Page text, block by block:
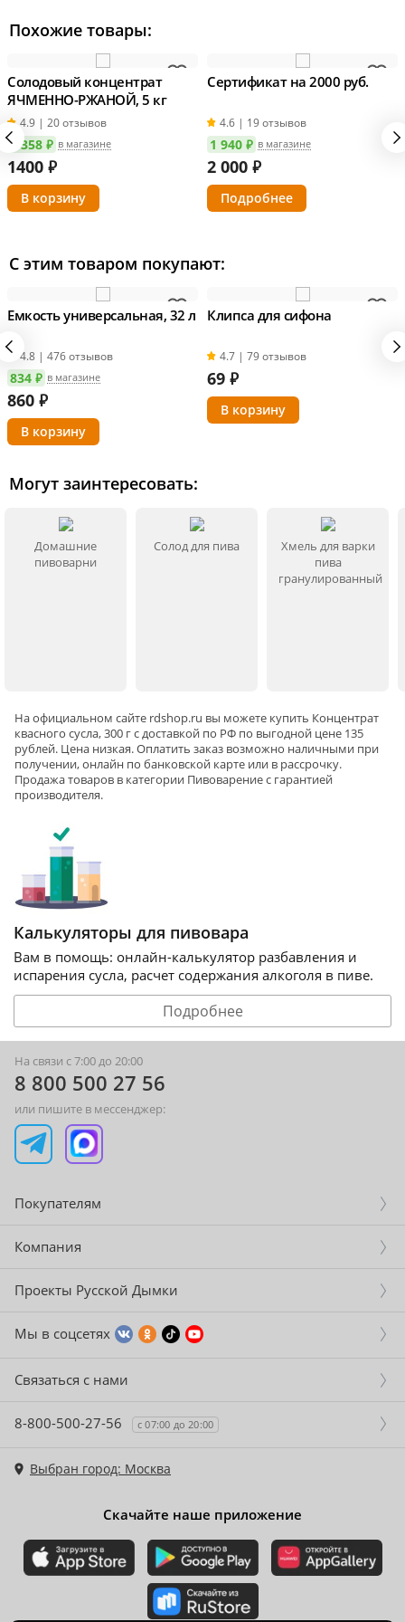
Похожие товары:
Солодовый концентрат
ЯЧМЕННО-РЖАНОЙ, 5 кг
4.9 | 20 отзывов
1 358 ₽ в магазине
1400 ₽
Сертификат на 2000 руб.
4.6 | 19 отзывов
1 940 ₽ в магазине
2 000 ₽
Подробнее
С этим товаром покупают:
Емкость универсальная, 32 л
4.8 | 476 отзывов
834 ₽ в магазине
860 ₽
Клипса для сифона
4.7 | 79 отзывов
69 ₽
Могут заинтересовать:
Домашние
пивоварни
Солод для пива
Хмель для варки
пива
гранулированный
На официальном сайте rdshop.ru вы можете купить Концентрат
квасного сусла, 300 г с доставкой по РФ по выгодной цене 135
рублей. Цена низкая. Оплатить заказ возможно наличными при
получении, онлайн по банковской карте или в рассрочку.
Продажа товаров в категории Пивоварениес гарантией
производителя.
Калькуляторы для пивовара
Вам в помощь: онлайн-калькулятор разбавления и
испарения сусла, расчет содержания алкоголя в пиве.
Подробнее
На связи с 7:00 до 20:00
8 800 500 27 56
или пишите в мессенджер:
Покупателям
Компания
Проекты Русской Дымки
Мы в соцсетях
Связаться с нами
8-800-500-27-56 с 07:00 до 20:00
Выбран город: Москва
Скачайте наше приложение